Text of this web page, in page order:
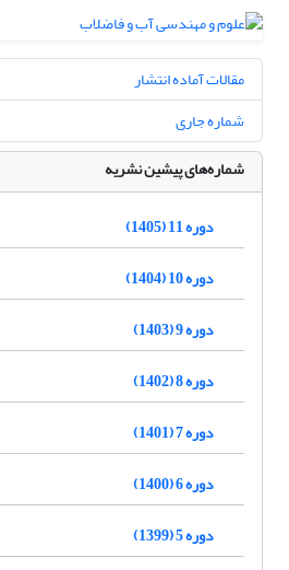
مقالات آماده انتشار
شماره جاری
شماره‌های پیشین نشریه
دوره 11 (1405)
دوره 10 (1404)
دوره 9 (1403)
دوره 8 (1402)
دوره 7 (1401)
دوره 6 (1400)
دوره 5 (1399)